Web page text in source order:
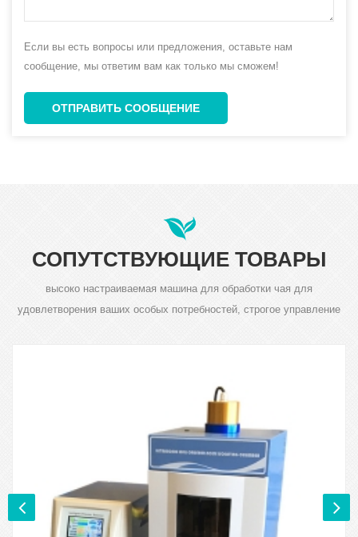
Если вы есть вопросы или предложения, оставьте нам
сообщение, мы ответим вам как только мы сможем!
ОТПРАВИТЬ СООБЩЕНИЕ
СОПУТСТВУЮЩИЕ ТОВАРЫ
высоко настраиваемая машина для обработки чая для
удовлетворения ваших особых потребностей, строгое управление